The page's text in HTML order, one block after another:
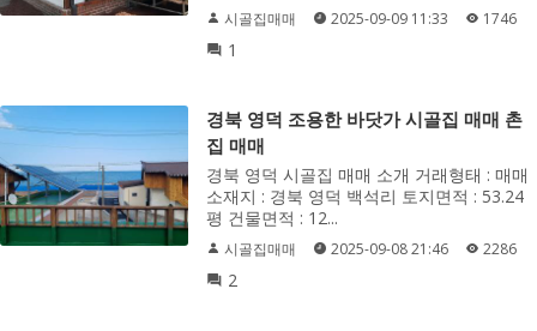
시골집매매 2025-09-09 11:33 1746
1
경북 영덕 조용한 바닷가 시골집 매매 촌
집 매매
경북 영덕 시골집 매매 소개 거래형태 : 매매
소재지 : 경북 영덕 백석리 토지면적 : 53.24
평 건물면적 : 12...
시골집매매 2025-09-08 21:46 2286
2